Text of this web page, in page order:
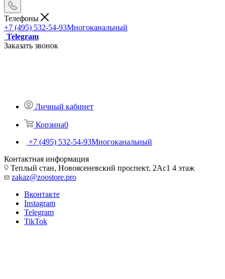
Телефоны
+7 (495) 532-54-93Многоканальный
Telegram
Заказать звонок
Личный кабинет
Корзина0
+7 (495) 532-54-93Многоканальный
Контактная информация
Теплый стан, Новоясеневский проспект, 2Ас1 4 этаж
zakaz@zoostore.pro
Вконтакте
Instagram
Telegram
TikTok